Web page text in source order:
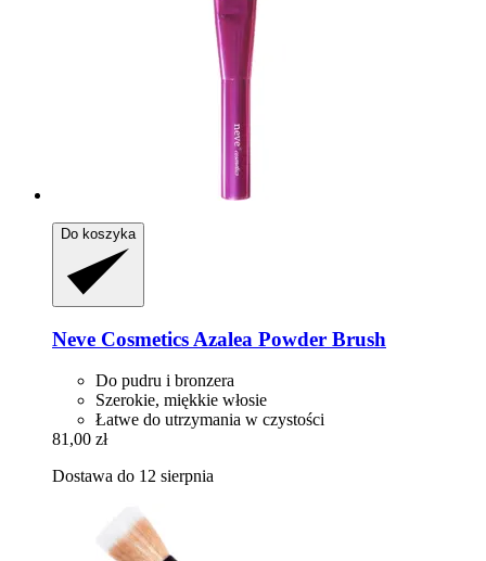
Do koszyka
Neve Cosmetics Azalea Powder Brush
Do pudru i bronzera
Szerokie, miękkie włosie
Łatwe do utrzymania w czystości
81,00 zł
Dostawa do 12 sierpnia